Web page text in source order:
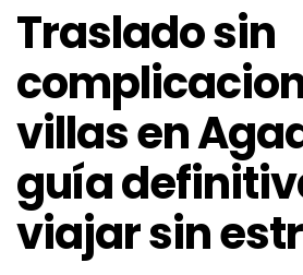
Traslado sin
villas en
guía
viajar sin